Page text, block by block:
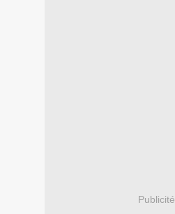
Publicité